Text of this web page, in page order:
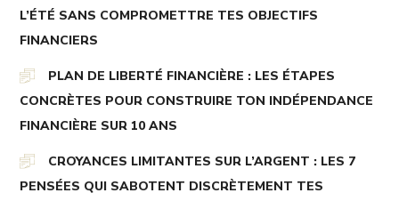
L’ÉTÉ SANS COMPROMETTRE TES OBJECTIFS
FINANCIERS
PLAN DE LIBERTÉ FINANCIÈRE : LES ÉTAPES
CONCRÈTES POUR CONSTRUIRE TON INDÉPENDANCE
FINANCIÈRE SUR 10 ANS
CROYANCES LIMITANTES SUR L’ARGENT : LES 7
PENSÉES QUI SABOTENT DISCRÈTEMENT TES